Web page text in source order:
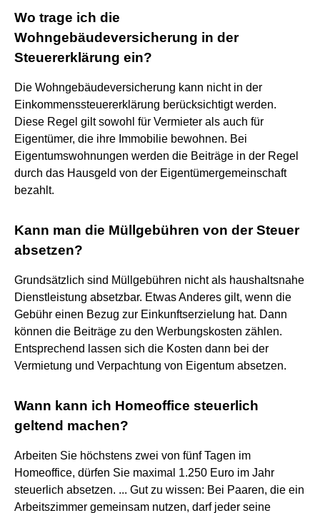
Wo trage ich die
Wohngebäudeversicherung in der
Steuererklärung ein?
Die Wohngebäudeversicherung kann nicht in der
Einkommenssteuererklärung berücksichtigt werden.
Diese Regel gilt sowohl für Vermieter als auch für
Eigentümer, die ihre Immobilie bewohnen. Bei
Eigentumswohnungen werden die Beiträge in der Regel
durch das Hausgeld von der Eigentümergemeinschaft
bezahlt.
Kann man die Müllgebühren von der Steuer
absetzen?
Grundsätzlich sind Müllgebühren nicht als haushaltsnahe
Dienstleistung absetzbar. Etwas Anderes gilt, wenn die
Gebühr einen Bezug zur Einkunftserzielung hat. Dann
können die Beiträge zu den Werbungskosten zählen.
Entsprechend lassen sich die Kosten dann bei der
Vermietung und Verpachtung von Eigentum absetzen.
Wann kann ich Homeoffice steuerlich
geltend machen?
Arbeiten Sie höchstens zwei von fünf Tagen im
Homeoffice, dürfen Sie maximal 1.250 Euro im Jahr
steuerlich absetzen. ... Gut zu wissen: Bei Paaren, die ein
Arbeitszimmer gemeinsam nutzen, darf jeder seine